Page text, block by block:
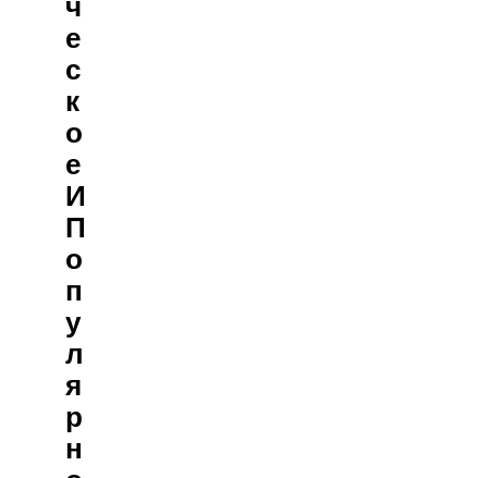
Е
С
К
О
Е
И
П
О
П
У
Л
Я
Р
Н